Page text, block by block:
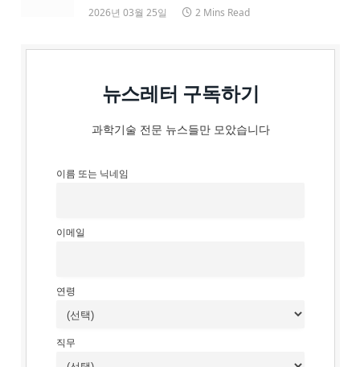
2026년 03월 25일 2 Mins Read
뉴스레터 구독하기
과학기술 전문 뉴스들만 모았습니다
이름 또는 닉네임
이메일
연령
직무